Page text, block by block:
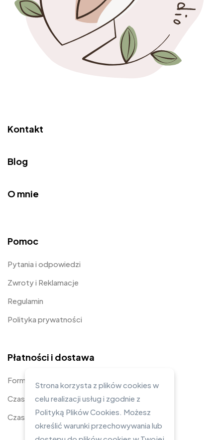
Kontakt
Blog
O mnie
Pomoc
Pytania i odpowiedzi
Zwroty i Reklamacje
Regulamin
Polityka prywatności
Płatności i dostawa
Formy płatności
Czas i koszty dostawy
Czas realizacji zamówienia
Strona korzysta z plików cookies w
celu realizacji usług i zgodnie z
Polityką Plików Cookies. Możesz
określić warunki przechowywania lub